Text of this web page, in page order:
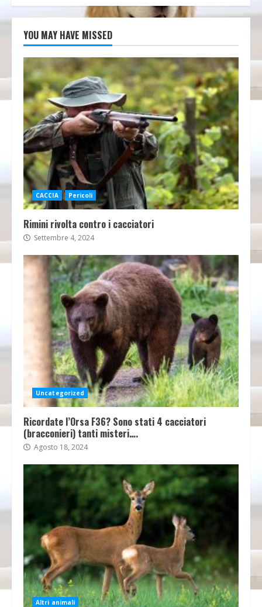
YOU MAY HAVE MISSED
CACCIA Pericoli
Rimini rivolta contro i cacciatori
Settembre 4, 2024
Uncategorized
Ricordate l’Orsa F36? Sono stati 4 cacciatori
(bracconieri) tanti misteri….
Agosto 18, 2024
Altri animali